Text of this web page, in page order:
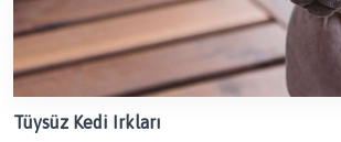
Tüysüz Kedi Irkları